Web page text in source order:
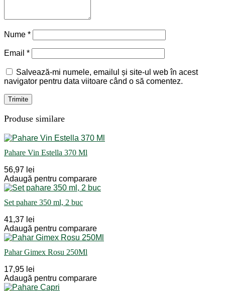
Nume *
Email *
Salvează-mi numele, emailul și site-ul web în acest
navigator pentru data viitoare când o să comentez.
Produse similare
Pahare Vin Estella 370 Ml
56,97 lei
Adaugă pentru comparare
Set pahare 350 ml, 2 buc
41,37 lei
Adaugă pentru comparare
Pahar Gimex Rosu 250Ml
17,95 lei
Adaugă pentru comparare